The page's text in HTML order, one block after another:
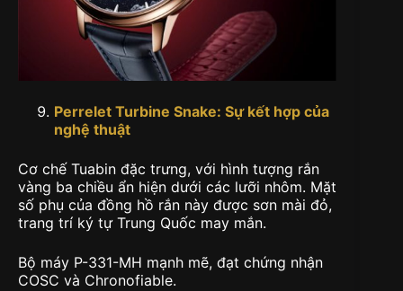
Perrelet Turbine Snake: Sự kết hợp của
nghệ thuật
Cơ chế Tuabin đặc trưng, với hình tượng rắn
vàng ba chiều ẩn hiện dưới các lưỡi nhôm. Mặt
số phụ của đồng hồ rắn này được sơn mài đỏ,
trang trí ký tự Trung Quốc may mắn.
Bộ máy P-331-MH mạnh mẽ, đạt chứng nhận
COSC và Chronofiable.